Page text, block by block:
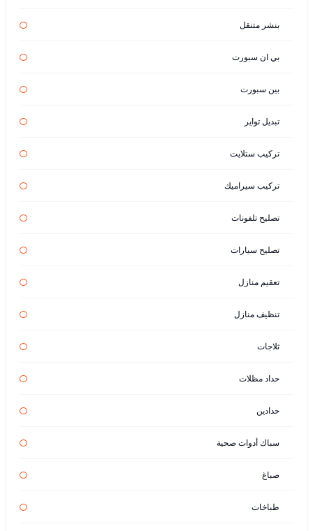
بنشر متنقل
بي ان سبورت
بين سبورت
تبديل تواير
تركيب ستلايت
تركيب سيراميك
تصليح تلفونات
تصليح سيارات
تعقيم منازل
تنظيف منازل
ثلاجات
حداد مظلات
حدادين
سباك أدوات صحية
صباغ
طباخات